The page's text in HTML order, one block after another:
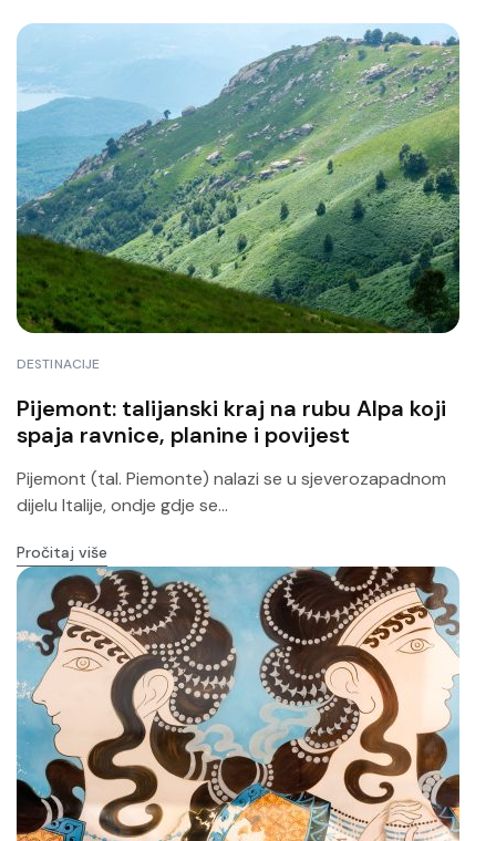
DESTINACIJE
Pijemont: talijanski kraj na rubu Alpa koji
spaja ravnice, planine i povijest
Pijemont (tal. Piemonte) nalazi se u sjeverozapadnom
dijelu Italije, ondje gdje se...
Pročitaj više